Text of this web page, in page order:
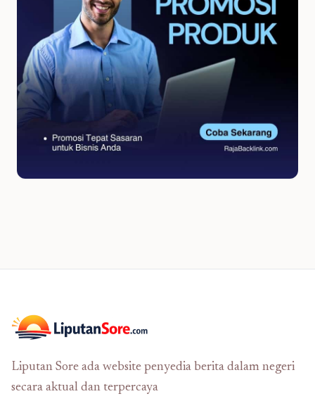
Liputan Sore ada website penyedia berita dalam negeri
secara aktual dan terpercaya